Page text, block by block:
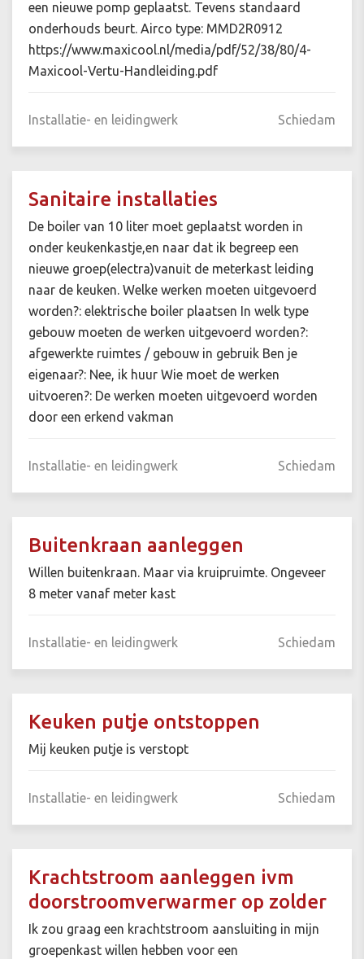
een nieuwe pomp geplaatst. Tevens standaard
onderhouds beurt. Airco type: MMD2R0912
https://www.maxicool.nl/media/pdf/52/38/80/4-
Maxicool-Vertu-Handleiding.pdf
Installatie- en leidingwerk Schiedam
Sanitaire installaties
De boiler van 10 liter moet geplaatst worden in
onder keukenkastje,en naar dat ik begreep een
nieuwe groep(electra)vanuit de meterkast leiding
naar de keuken. Welke werken moeten uitgevoerd
worden?: elektrische boiler plaatsen In welk type
gebouw moeten de werken uitgevoerd worden?:
afgewerkte ruimtes / gebouw in gebruik Ben je
eigenaar?: Nee, ik huur Wie moet de werken
uitvoeren?: De werken moeten uitgevoerd worden
door een erkend vakman
Installatie- en leidingwerk Schiedam
Buitenkraan aanleggen
Willen buitenkraan. Maar via kruipruimte. Ongeveer
8 meter vanaf meter kast
Installatie- en leidingwerk Schiedam
Keuken putje ontstoppen
Mij keuken putje is verstopt
Installatie- en leidingwerk Schiedam
Krachtstroom aanleggen ivm
doorstroomverwarmer op zolder
Ik zou graag een krachtstroom aansluiting in mijn
groepenkast willen hebben voor een